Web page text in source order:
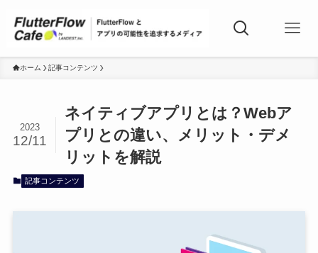
ホーム 記事コンテンツ
ネイティブアプリとは？Webア
プリとの違い、メリット・デメ
リットを解説
2023
12/11
記事コンテンツ